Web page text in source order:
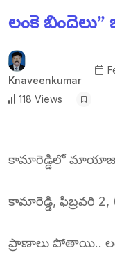
లంకె
Knaveenkumar
118 Views
కామారెడ్డిలో
కామారెడ్డి, ఫిబ్రవరి 2,
ప్రాణాలు పోతాయి..